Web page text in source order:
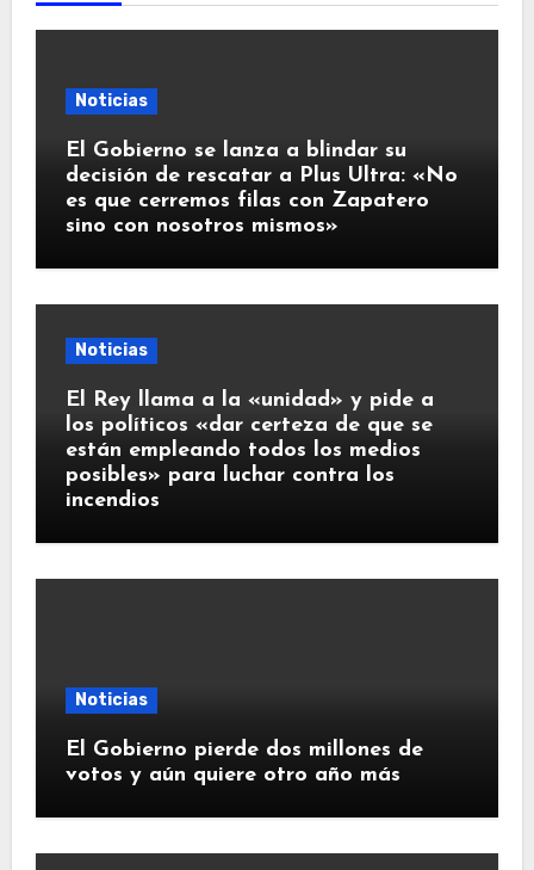
Noticias
El Gobierno se lanza a blindar su
decisión de rescatar a Plus Ultra: «No
es que cerremos filas con Zapatero
sino con nosotros mismos»
Noticias
El Rey llama a la «unidad» y pide a
los políticos «dar certeza de que se
están empleando todos los medios
posibles» para luchar contra los
incendios
Noticias
El Gobierno pierde dos millones de
votos y aún quiere otro año más